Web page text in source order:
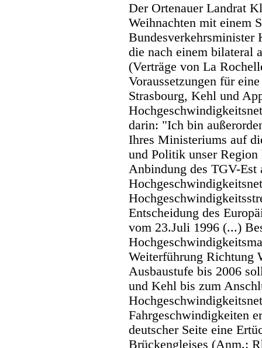
Der Ortenauer Landrat
Weihnachten mit einem
die nach einem bilateral
(Verträge von La
Voraussetzungen für
Strasbourg, Kehl und
darin: "Ich bin
Ihres Ministeriums auf
und Politik unser
Anbindung des TGV-Est
Entscheidung des
vom 23.Juli 1996 (...)
Weiterführung Richtung
Ausbaustufe bis 2006
und Kehl bis zum
Fahrgeschwindigkeiten
deutscher Seite eine
Brückengleises (Anm.: